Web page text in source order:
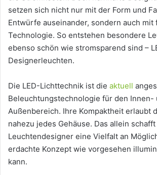
setzen sich nicht nur mit der Form und
Entwürfe auseinander, sondern auch
Technologie. So entstehen besondere
ebenso schön wie stromsparend sind –
Designerleuchten.
Die LED-Lichttechnik ist die aktuell
Beleuchtungstechnologie für den Innen-
Außenbereich. Ihre Kompaktheit erlaubt
nahezu jedes Gehäuse. Das allein
Leuchtendesigner eine Vielfalt an
erdachte Konzept wie vorgesehen
kann.